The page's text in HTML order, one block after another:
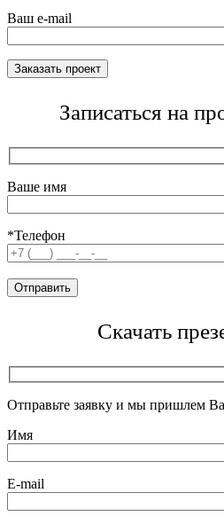
Ваш e-mail
Записаться на
Ваше имя
*Телефон
Скачать
Отправьте заявку и мы пришлем
Имя
E-mail